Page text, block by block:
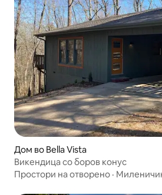
Дом во Bella Vista
Викендица со боров конус
Простори на отворено ·